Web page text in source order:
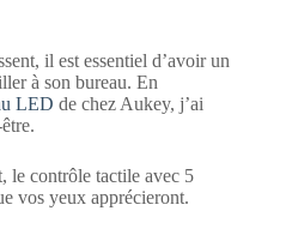
il est essentiel d’avoir un
à son bureau. En
LED de chez Aukey, j’ai
le contrôle tactile avec 5
vos yeux apprécieront.